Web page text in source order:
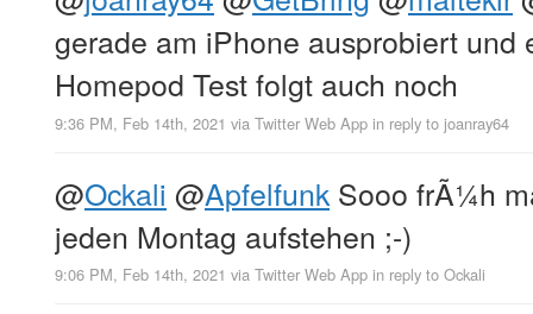
gerade am iPhone ausprobiert und
Homepod Test folgt auch noch
9:36 PM, Feb 14th, 2021 via Twitter Web App in reply to joanray64
@Ockali @Apfelfunk Sooo frÃ¼h
jeden Montag aufstehen ;-)
9:06 PM, Feb 14th, 2021 via Twitter Web App in reply to Ockali